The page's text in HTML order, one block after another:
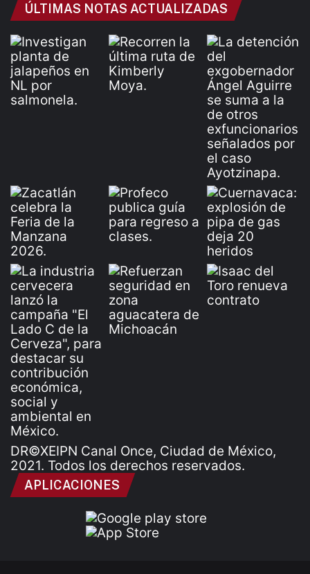
ÚLTIMAS NOTAS ACTUALIZADAS
DR©XEIPN Canal Once, Ciudad de México,
2021. Todos los derechos reservados.
APLICACIONES